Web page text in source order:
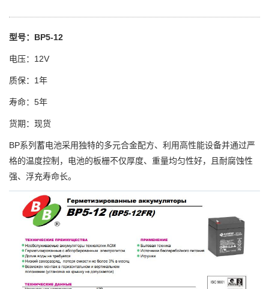
型号：BP5-12
电压：12V
质保：1年
寿命：5年
货期：现货
BP系列蓄电池采用独特的多元合金配方、利用高性能设备并通过严
格的温度控制，电池的板栅不仅厚度、重量均匀性好，且耐腐蚀性
强、浮充寿命长。